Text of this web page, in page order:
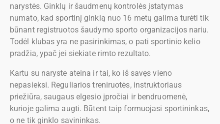
narystės. Ginklų ir šaudmenų kontrolės įstatymas
numato, kad sportinį ginklą nuo 16 metų galima turėti tik
būnant registruotos šaudymo sporto organizacijos nariu.
Todėl klubas yra ne pasirinkimas, o pati sportinio kelio
pradžia, ypač jei siekiate rimto rezultato.
Kartu su naryste ateina ir tai, ko iš savęs vieno
nepasieksi. Reguliarios treniruotės, instruktoriaus
priežiūra, saugaus elgesio įpročiai ir bendruomenė,
kurioje galima augti. Būtent taip formuojasi sportininkas,
o ne tik ginklo savininkas.